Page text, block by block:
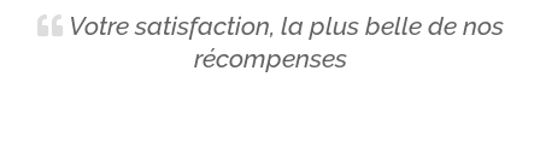
Votre satisfaction, la plus belle de nos
récompenses